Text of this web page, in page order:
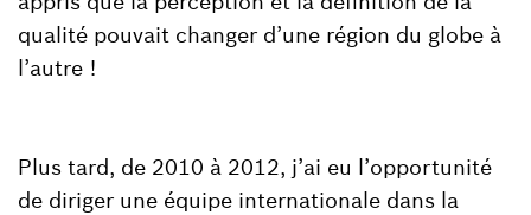
qualité pouvait changer d’une région du globe à
l’autre !
Plus tard, de 2010 à 2012, j’ai eu l’opportunité
de diriger une équipe internationale dans la